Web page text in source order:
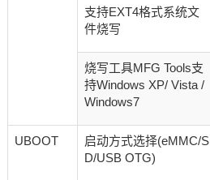
支持EXT4格式系统文
件烧写
烧写工具MFG Tools支
持Windows XP/ Vista /
Windows7
UBOOT
启动方式选择(eMMC/S
D/USB OTG)